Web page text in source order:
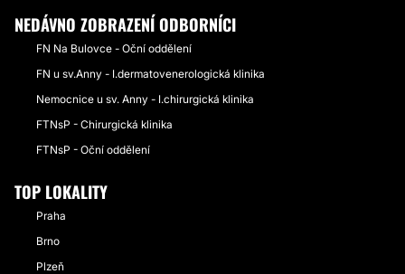
NEDÁVNO ZOBRAZENÍ ODBORNÍCI
FN Na Bulovce - Oční oddělení
FN u sv.Anny - I.dermatovenerologická klinika
Nemocnice u sv. Anny - I.chirurgická klinika
FTNsP - Chirurgická klinika
FTNsP - Oční oddělení
TOP LOKALITY
Praha
Brno
Plzeň